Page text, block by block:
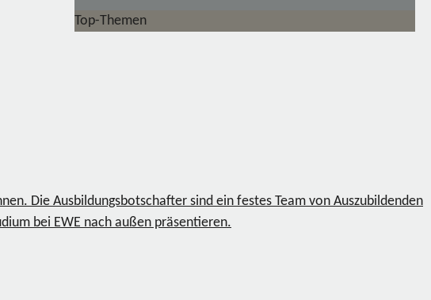
Top-Themen
Die Ausbildungsbotschafter sind ein festes Team von Auszubildenden
bei EWE nach außen präsentieren.